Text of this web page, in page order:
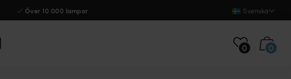
Över 10 000 lampor Svenska
0 0